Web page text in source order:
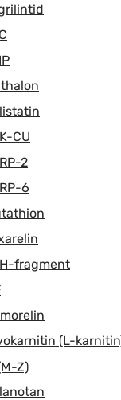
CU
2
6
fragment
(L-
Z)